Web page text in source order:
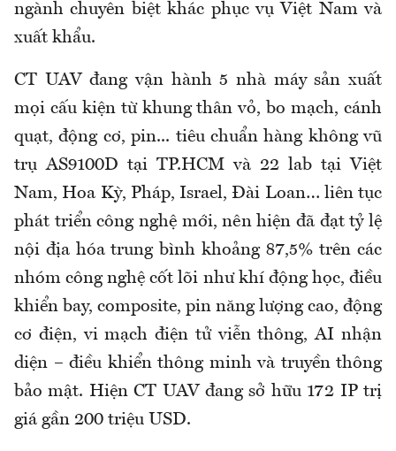
ngành chuyên biệt khác phục vụ Việt Nam và
xuất khẩu.
CT UAV đang vận hành 5 nhà máy sản xuất
mọi cấu kiện từ khung thân vỏ, bo mạch, cánh
quạt, động cơ, pin... tiêu chuẩn hàng không vũ
trụ AS9100D tại TP.HCM và 22 lab tại Việt
Nam, Hoa Kỳ, Pháp, Israel, Đài Loan… liên tục
phát triển công nghệ mới, nên hiện đã đạt tỷ lệ
nội địa hóa trung bình khoảng 87,5% trên các
nhóm công nghệ cốt lõi như khí động học, điều
khiển bay, composite, pin năng lượng cao, động
cơ điện, vi mạch điện tử viễn thông, AI nhận
diện – điều khiển thông minh và truyền thông
bảo mật. Hiện CT UAV đang sở hữu 172 IP trị
giá gần 200 triệu USD.